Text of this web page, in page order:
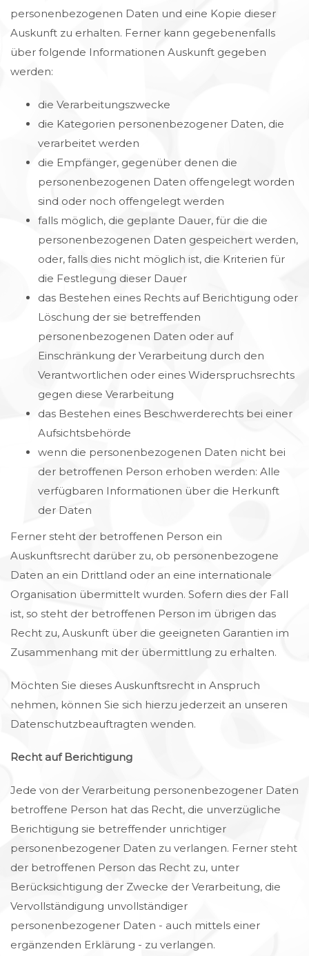
personenbezogenen Daten und eine Kopie dieser
Auskunft zu erhalten. Ferner kann gegebenenfalls
über folgende Informationen Auskunft gegeben
werden:
die Verarbeitungszwecke
die Kategorien personenbezogener Daten, die
verarbeitet werden
die Empfänger, gegenüber denen die
personenbezogenen Daten offengelegt worden
sind oder noch offengelegt werden
falls möglich, die geplante Dauer, für die die
personenbezogenen Daten gespeichert werden,
oder, falls dies nicht möglich ist, die Kriterien für
die Festlegung dieser Dauer
das Bestehen eines Rechts auf Berichtigung oder
Löschung der sie betreffenden
personenbezogenen Daten oder auf
Einschränkung der Verarbeitung durch den
Verantwortlichen oder eines Widerspruchsrechts
gegen diese Verarbeitung
das Bestehen eines Beschwerderechts bei einer
Aufsichtsbehörde
wenn die personenbezogenen Daten nicht bei
der betroffenen Person erhoben werden: Alle
verfügbaren Informationen über die Herkunft
der Daten
Ferner steht der betroffenen Person ein
Auskunftsrecht darüber zu, ob personenbezogene
Daten an ein Drittland oder an eine internationale
Organisation übermittelt wurden. Sofern dies der Fall
ist, so steht der betroffenen Person im übrigen das
Recht zu, Auskunft über die geeigneten Garantien im
Zusammenhang mit der übermittlung zu erhalten.
Möchten Sie dieses Auskunftsrecht in Anspruch
nehmen, können Sie sich hierzu jederzeit an unseren
Datenschutzbeauftragten wenden.
Recht auf Berichtigung
Jede von der Verarbeitung personenbezogener Daten
betroffene Person hat das Recht, die unverzügliche
Berichtigung sie betreffender unrichtiger
personenbezogener Daten zu verlangen. Ferner steht
der betroffenen Person das Recht zu, unter
Berücksichtigung der Zwecke der Verarbeitung, die
Vervollständigung unvollständiger
personenbezogener Daten - auch mittels einer
ergänzenden Erklärung - zu verlangen.